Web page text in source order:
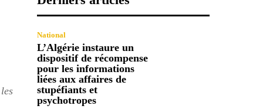
National
L’Algérie instaure un
dispositif de récompense
pour les informations
liées aux affaires de
stupéfiants et
psychotropes